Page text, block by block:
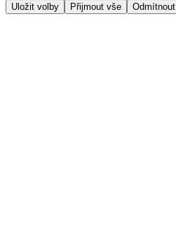
Uložit volby Přijmout vše